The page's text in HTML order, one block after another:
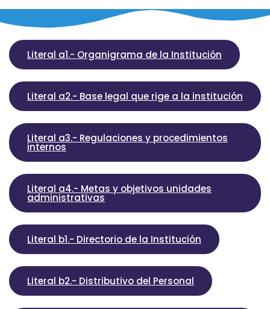
Literal a1.- Organigrama de la Institución
Literal a2.- Base legal que rige a la institución
Literal a3.- Regulaciones y procedimientos
internos
Literal a4.- Metas y objetivos unidades
administrativas
Literal b1.- Directorio de la Institución
Literal b2.- Distributivo del Personal